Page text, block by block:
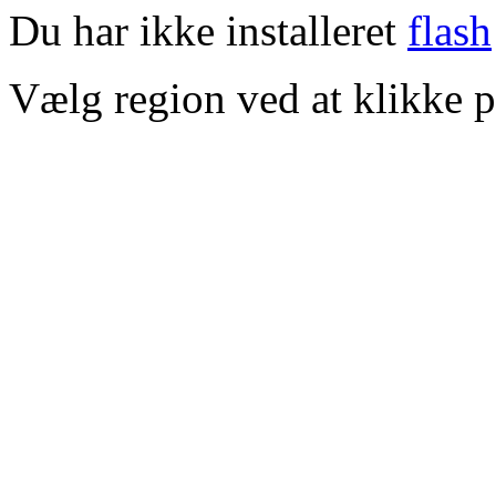
Du har ikke installeret flash
Vælg region ved at klikke